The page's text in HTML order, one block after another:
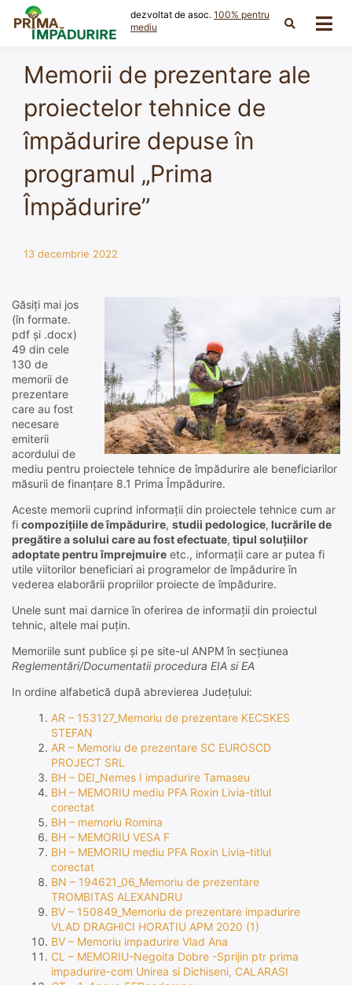
content
dezvoltat de asoc. 100% pentru
mediu
Memorii de prezentare ale
proiectelor tehnice de
împădurire depuse în
programul „Prima
Împădurire”
13 decembrie 2022
Găsiți mai jos
(în formate.
pdf și .docx)
49 din cele
130 de
memorii de
prezentare
care au fost
necesare
emiterii
acordului de
mediu pentru proiectele tehnice de împădurire ale beneficiarilor
măsurii de finanțare 8.1 Prima Împădurire.
Aceste memorii cuprind informații din proiectele tehnice cum ar
fi compozițiile de împădurire, studii pedologice, lucrările de
pregătire a solului care au fost efectuate, tipul soluțiilor
adoptate pentru împrejmuire etc., informații care ar putea fi
utile viitorilor beneficiari ai programelor de împădurire în
vederea elaborării propriilor proiecte de împădurire.
Unele sunt mai darnice în oferirea de informații din proiectul
tehnic, altele mai puțin.
Memoriile sunt publice și pe site-ul ANPM în secțiunea
Reglementări/Documentatii procedura EIA si EA
In ordine alfabetică după abrevierea Județului:
AR – 153127_Memoriu de prezentare KECSKES
STEFAN
AR – Memoriu de prezentare SC EUROSCD
PROJECT SRL
BH – DEI_Nemes I impadurire Tamaseu
BH – MEMORIU mediu PFA Roxin Livia-titlul
corectat
BH – memoriu Romina
BH – MEMORIU VESA F
BH – MEMORIU mediu PFA Roxin Livia-titlul
corectat
BN – 194621_06_Memoriu de prezentare
TROMBITAS ALEXANDRU
BV – 150849_Memoriu de prezentare impadurire
VLAD DRAGHICI HORATIU APM 2020 (1)
BV – Memoriu impadurire Vlad Ana
CL – MEMORIU-Negoita Dobre -Sprijin ptr prima
impadurire-com Unirea si Dichiseni, CALARASI